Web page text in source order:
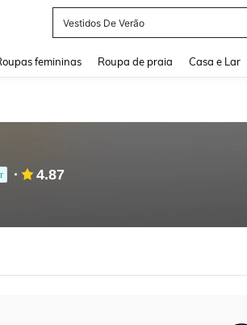
Vestidos De Verão
femininas Roupa de praia Casa e Lar
4.87